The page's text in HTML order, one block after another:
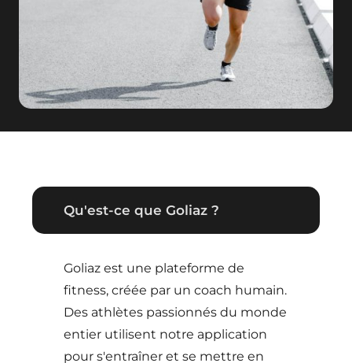
Qu'est-ce que Goliaz ?
Goliaz est une plateforme de
fitness, créée par un coach humain.
Des athlètes passionnés du monde
entier utilisent notre application
pour s'entraîner et se mettre en